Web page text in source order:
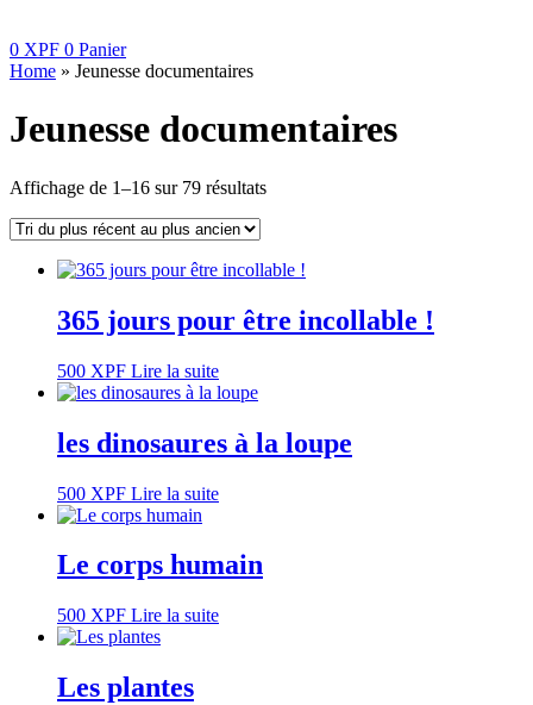
0 XPF 0 Panier
Home » Jeunesse documentaires
Jeunesse documentaires
Affichage de 1–16 sur 79 résultats
365 jours pour être incollable !
500 XPF Lire la suite
les dinosaures à la loupe
500 XPF Lire la suite
Le corps humain
500 XPF Lire la suite
Les plantes